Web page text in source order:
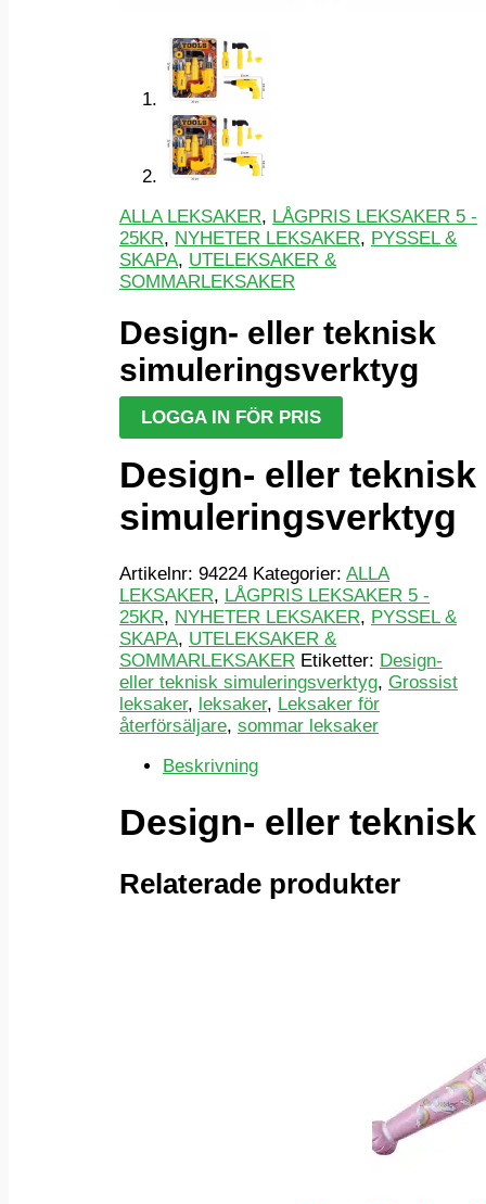
ALLA LEKSAKER, LÅGPRIS LEKSAKER 5 -
25KR, NYHETER LEKSAKER, PYSSEL &
SKAPA, UTELEKSAKER &
SOMMARLEKSAKER
Design- eller teknisk
simuleringsverktyg
LOGGA IN FÖR PRIS
Design- eller teknisk
simuleringsverktyg
Artikelnr: 94224 Kategorier: ALLA
LEKSAKER, LÅGPRIS LEKSAKER 5 -
25KR, NYHETER LEKSAKER, PYSSEL &
SKAPA, UTELEKSAKER &
SOMMARLEKSAKER Etiketter: Design-
eller teknisk simuleringsverktyg, Grossist
leksaker, leksaker, Leksaker för
återförsäljare, sommar leksaker
Beskrivning
Design- eller
Relaterade produkter